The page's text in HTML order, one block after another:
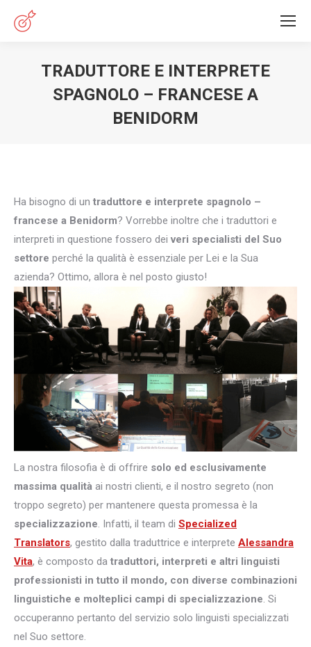
TRADUTTORE E INTERPRETE
SPAGNOLO – FRANCESE A
BENIDORM
Ha bisogno di un traduttore e interprete spagnolo –
francese a Benidorm? Vorrebbe inoltre che i traduttori e
interpreti in questione fossero dei veri specialisti del Suo
settore perché la qualità è essenziale per Lei e la Sua
azienda? Ottimo, allora è nel posto giusto!
La nostra filosofia è di offrire solo ed esclusivamente
massima qualità ai nostri clienti, e il nostro segreto (non
troppo segreto) per mantenere questa promessa è la
specializzazione. Infatti, il team di Specialized
Translators, gestito dalla traduttrice e interprete Alessandra
Vita, è composto da traduttori, interpreti e altri linguisti
professionisti in tutto il mondo, con diverse combinazioni
linguistiche e molteplici campi di specializzazione. Si
occuperanno pertanto del servizio solo linguisti specializzati
nel Suo settore.